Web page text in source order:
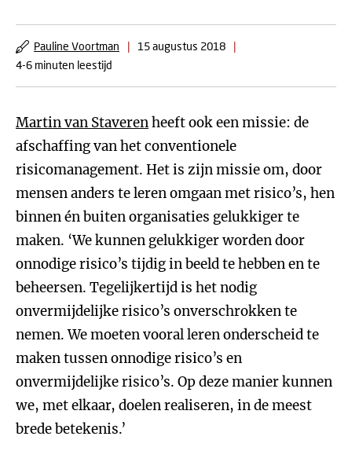
Pauline Voortman | 15 augustus 2018
|
4-6 minuten leestijd
Martin van Staverenheeft ook een missie: de
afschaffing van het conventionele
risicomanagement. Het is zijn missie om, door
mensen anders te leren omgaan met risico’s, hen
binnen én buiten organisaties gelukkiger te
maken. ‘We kunnen gelukkiger worden door
onnodige risico’s tijdig in beeld te hebben en te
beheersen. Tegelijkertijd is het nodig
onvermijdelijke risico’s onverschrokken te
nemen. We moeten vooral leren onderscheid te
maken tussen onnodige risico’s en
onvermijdelijke risico’s. Op deze manier kunnen
we, met elkaar, doelen realiseren, in de meest
brede betekenis.’